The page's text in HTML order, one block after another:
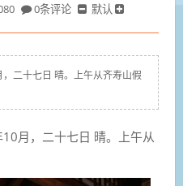
0条评论 默认
二十七日 晴。上午从齐寿山假
月，二十七日 晴。上午从